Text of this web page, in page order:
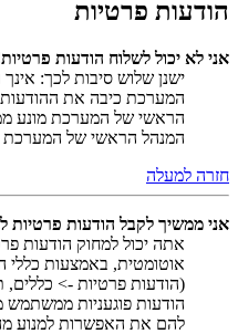
הודעות פרטיות
אני לא יכול לשלוח הודעות
ישנן שלוש סיבות לכך:
המערכת כיבה את
הראשי של המערכת מונע
המנהל הראשי של המערכת
חזרה למעלה
אני ממשיך לקבל הודעות פרטיות
אתה יכול למחוק הודעות
אוטומטית, באמצעות
(הודעות פרטיות ->
הודעות פוגעניות ממשתמש
להם את האפשרות למנוע